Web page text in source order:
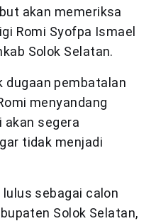
akan memeriksa
Romi Syofpa Ismael
Solok Selatan.
dugaan pembatalan
menyandang
akan segera
tidak menjadi
sebagai calon
Solok Selatan,